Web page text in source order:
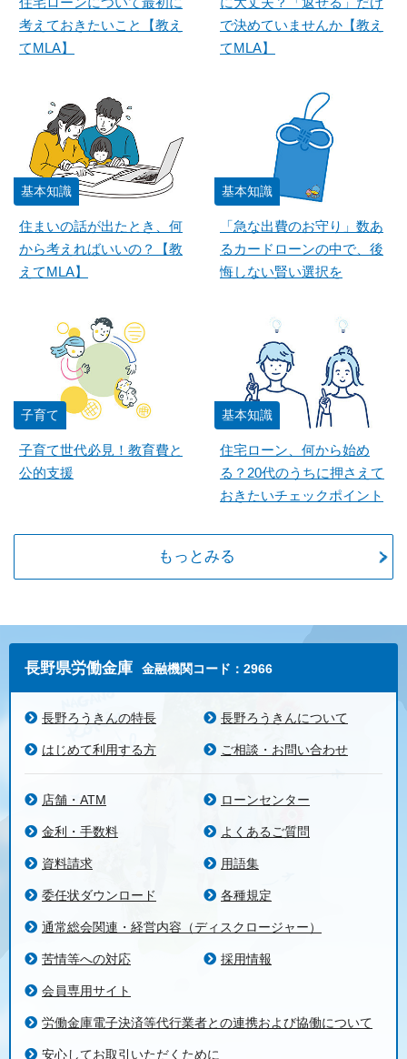
考えておきたいこと【教え
てMLA】
で決めていませんか【教え
てMLA】
基本知識
住まいの話が出たとき、何
から考えればいいの？【教
えてMLA】
基本知識
「急な出費のお守り」数あ
るカードローンの中で、後
悔しない賢い選択を
子育て
子育て世代必見！教育費と
公的支援
基本知識
住宅ローン、何から始め
る？20代のうちに押さえて
おきたいチェックポイント
もっとみる
長野県労働金庫 金融機関コード：2966
長野ろうきんの特長 長野ろうきんについて
はじめて利用する方 ご相談・お問い合わせ
店舗・ATM ローンセンター
金利・手数料 よくあるご質問
資料請求 用語集
委任状ダウンロード 各種規定
通常総会関連・経営内容（ディスクロージャー）
苦情等への対応 採用情報
会員専用サイト
労働金庫電子決済等代行業者との連携および協働について
安心してお取引いただくために